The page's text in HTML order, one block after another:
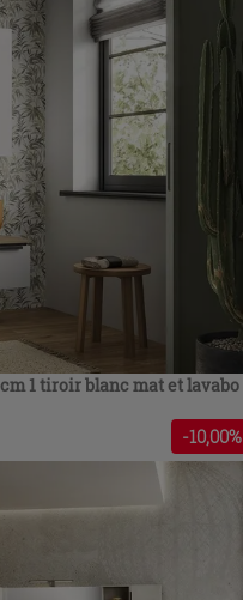
1 tiroir blanc mat et lavabo
-10,00%